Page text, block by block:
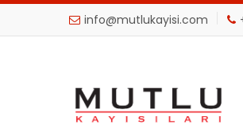
info@mutlukayisi.com